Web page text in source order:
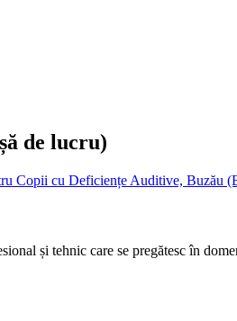
de lucru)
Copii cu Deficiențe Auditive, Buzău
și tehnic care se pregătesc în